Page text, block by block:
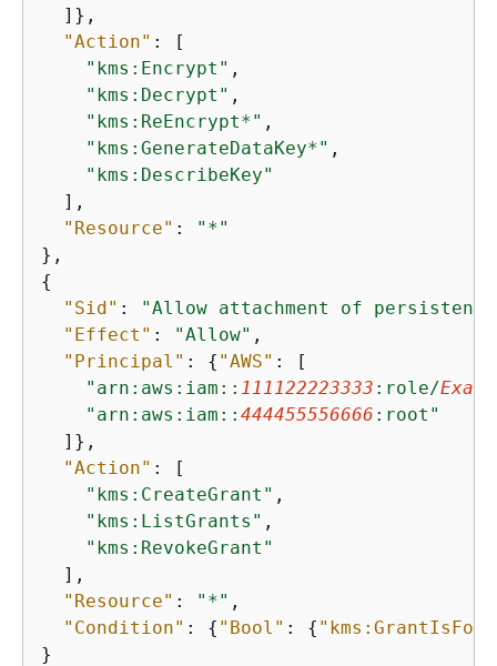
  ]},
"Action" : [
"kms:Encrypt" ,
"kms:Decrypt" ,
"kms:ReEncrypt*" ,
"kms:GenerateDataKey*" ,
"kms:DescribeKey"
  ],
"Resource" :
"*"
{
"Sid" :
"Allow attachment of persistent
"Effect" : "Allow" ,
"Principal" : { "AWS" : [
"arn:aws:iam:: 111122223333 :role/
"arn:aws:iam:: 444455556666 :root"
  ]},
"Action" : [
"kms:CreateGrant" ,
"kms:ListGrants" ,
"kms:RevokeGrant"
  ],
"Resource" : "*" ,
"Condition" : { "Bool" : {
}